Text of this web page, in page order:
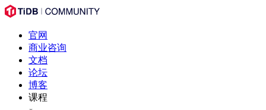
官网
商业咨询
文档
论坛
博客
课程